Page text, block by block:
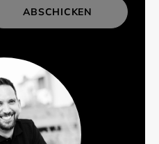
ABSCHICKEN